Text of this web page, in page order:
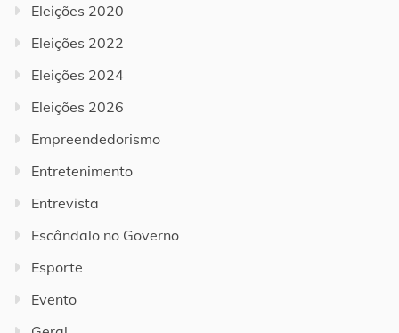
Eleições 2020
Eleições 2022
Eleições 2024
Eleições 2026
Empreendedorismo
Entretenimento
Entrevista
Escândalo no Governo
Esporte
Evento